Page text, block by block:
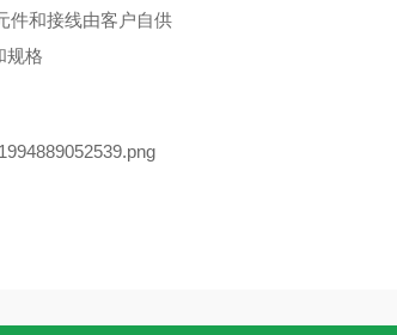
件和接线由客户自供
规格